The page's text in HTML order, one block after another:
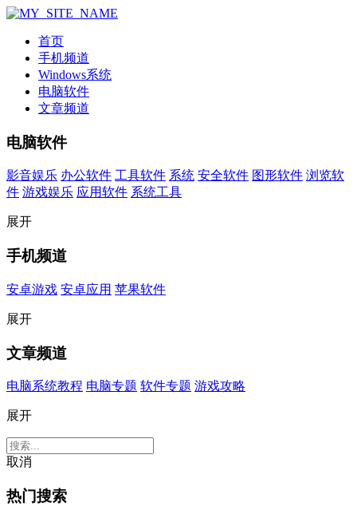
首页
手机频道
Windows系统
电脑软件
文章频道
电脑软件
影音娱乐 办公软件 工具软件 系统 安全软件 图形软件 浏览软
件 游戏娱乐 应用软件 系统工具
展开
手机频道
安卓游戏 安卓应用 苹果软件
展开
文章频道
电脑系统教程 电脑专题 软件专题 游戏攻略
展开
取消
热门搜索